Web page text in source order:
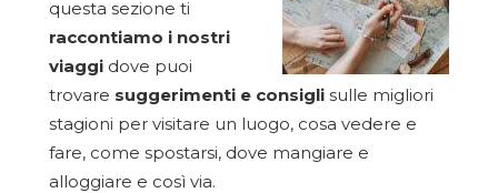
questa sezione ti
raccontiamo i nostri
viaggi dove puoi
trovare suggerimenti e consigli sulle migliori
stagioni per visitare un luogo, cosa vedere e
fare, come spostarsi, dove mangiare e
alloggiare e così via.